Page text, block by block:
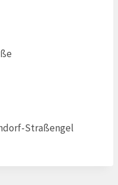
Straßengel